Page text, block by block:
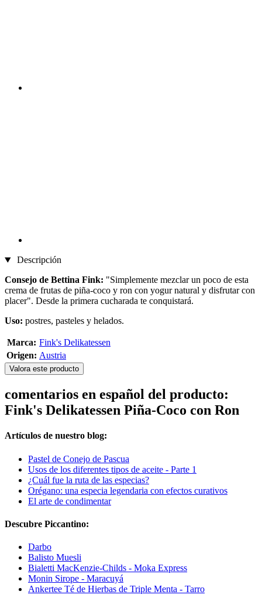
Descripción
Consejo de Bettina Fink: "Simplemente mezclar un poco de esta
crema de frutas de piña-coco y ron con yogur natural y disfrutar con
placer". Desde la primera cucharada te conquistará.
Uso: postres, pasteles y helados.
Marca: Fink's Delikatessen
Origen: Austria
Valora este producto
comentarios en español del producto:
Fink's Delikatessen Piña-Coco con Ron
Artículos de nuestro blog:
Pastel de Conejo de Pascua
Usos de los diferentes tipos de aceite - Parte 1
¿Cuál fue la ruta de las especias?
Orégano: una especia legendaria con efectos curativos
El arte de condimentar
Descubre Piccantino:
Darbo
Balisto Muesli
Bialetti MacKenzie-Childs - Moka Express
Monin Sirope - Maracuyá
Ankertee Té de Hierbas de Triple Menta - Tarro